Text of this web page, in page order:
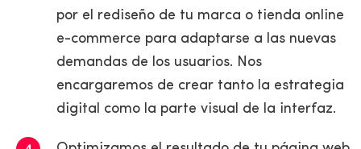
por el rediseño de tu marca o tienda online
e-commerce para adaptarse a las nuevas
demandas de los usuarios. Nos
encargaremos de crear tanto la estrategia
digital como la parte visual de la interfaz.